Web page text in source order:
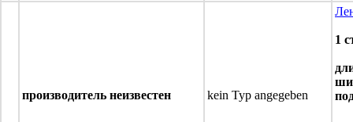
производитель неизвестен kein Typ angegeben
1